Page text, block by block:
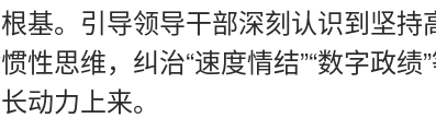
基。引导领导干部深刻认识到坚持
性思维，纠治“速度情结”“数字政
动力上来。